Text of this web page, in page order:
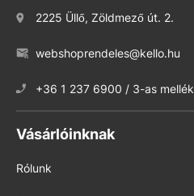
2225 Üllő, Zöldmező út. 2.
webshoprendeles@kello.hu
+36 1 237 6900 / 3-as mellék
Vásárlóinknak
Rólunk